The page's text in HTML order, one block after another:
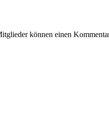
können einen